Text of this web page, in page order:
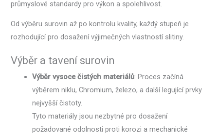
průmyslové standardy pro výkon a spolehlivost.
Od výběru surovin až po kontrolu kvality, každý stupeň je
rozhodující pro dosažení výjimečných vlastností slitiny.
Výběr a tavení surovin
Výběr vysoce čistých materiálů: Proces začíná
výběrem niklu, Chromium, železo, a další legující prvky
nejvyšší čistoty.
Tyto materiály jsou nezbytné pro dosažení
požadované odolnosti proti korozi a mechanické